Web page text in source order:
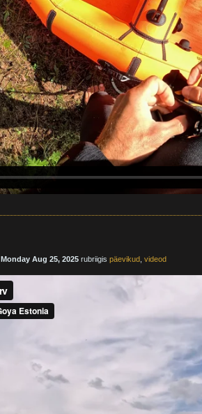
Monday Aug 25, 2025 rubriigis päevikud videod